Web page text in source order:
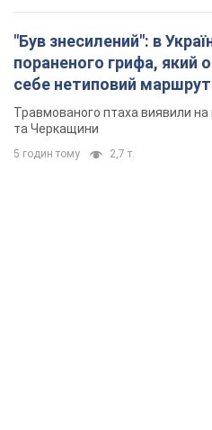
"Був знесилений": в
пораненого грифа, який
себе нетиповий
Травмованого птаха виявили на
та Черкащини
5 годин тому 2,7 т.